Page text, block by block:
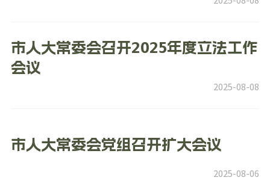
2025-08-08
市人大常委会召开2025年度立法工作
会议
2025-08-06
市人大常委会党组召开扩大会议